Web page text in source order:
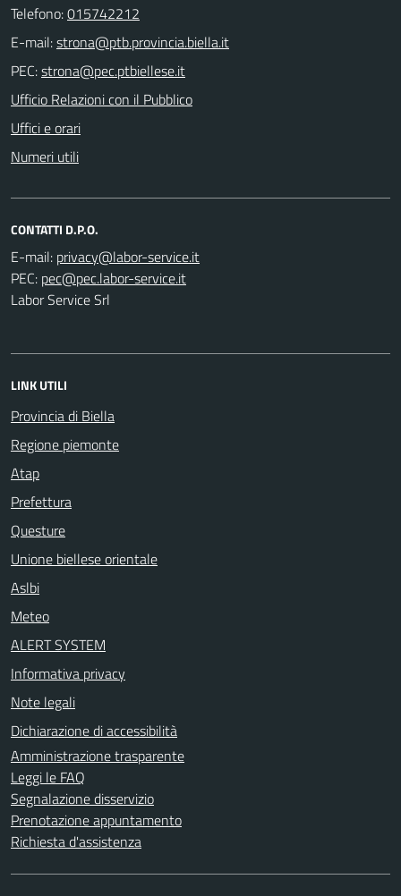
Telefono:015742212
E-mail:
PEC:
Ufficio Relazioni con il Pubblico
Uffici e orari
Numeri utili
CONTATTI D.P.O.
E-mail:
PEC:
Labor Service Srl
LINK UTILI
Provincia di Biella
Regione piemonte
Atap
Prefettura
Questure
Unione biellese orientale
Aslbi
Meteo
ALERT SYSTEM
Informativa privacy
Note legali
Dichiarazione di accessibilità
Amministrazione trasparente
Leggi le FAQ
Segnalazione disservizio
Prenotazione appuntamento
Richiesta d'assistenza